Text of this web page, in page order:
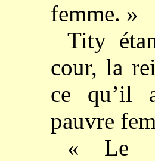
femme. »
Tity
cour, la
ce qu’il
pauvre
« Le